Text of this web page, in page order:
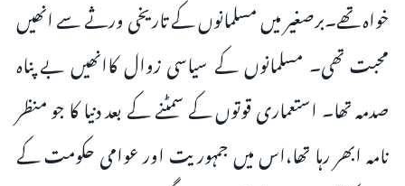
خواہ تھے۔برصغیر میں مسلمانوں کے تاریخی ورثے سے انھیں
محبت تھی۔ مسلمانوں کے سیاسی زوال کاانھیں بے پناہ
صدمہ تھا۔ استعماری قوتوں کے سمٹنے کے بعد دنیا کا جو منظر
نامہ ابھر رہا تھا،اس میں جمہوریت اور عوامی حکومت کے